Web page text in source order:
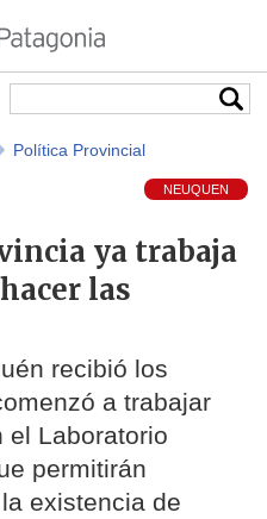
Política Provincial
NEUQUEN
ya trabaja
las
recibió los
a trabajar
el Laboratorio
permitirán
existencia de